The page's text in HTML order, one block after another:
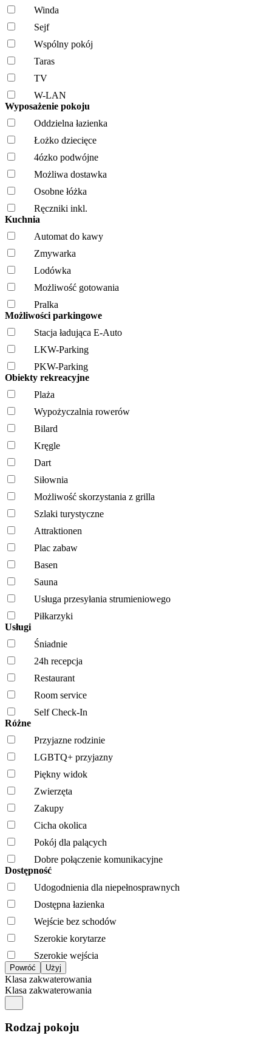
Winda
Sejf
Wspólny pokój
Taras
TV
W-LAN
Wyposażenie pokoju
Oddzielna łazienka
Łożko dziecięce
4ózko podwójne
Możliwa dostawka
Osobne łóżka
Ręczniki inkl.
Kuchnia
Automat do kawy
Zmywarka
Lodówka
Możliwość gotowania
Pralka
Możliwości parkingowe
Stacja ładująca E-Auto
LKW-Parking
PKW-Parking
Obiekty rekreacyjne
Plaża
Wypożyczalnia rowerów
Bilard
Kręgle
Dart
Siłownia
Możliwość skorzystania z grilla
Szlaki turystyczne
Attraktionen
Plac zabaw
Basen
Sauna
Usługa przesyłania strumieniowego
Piłkarzyki
Usługi
Śniadnie
24h recepcja
Restaurant
Room service
Self Check-In
Różne
Przyjazne rodzinie
LGBTQ+ przyjazny
Piękny widok
Zwierzęta
Zakupy
Cicha okolica
Pokój dla palących
Dobre połączenie komunikacyjne
Dostępność
Udogodnienia dla niepełnosprawnych
Dostępna łazienka
Wejście bez schodów
Szerokie korytarze
Szerokie wejścia
Klasa zakwaterowania
Klasa zakwaterowania
Rodzaj pokoju